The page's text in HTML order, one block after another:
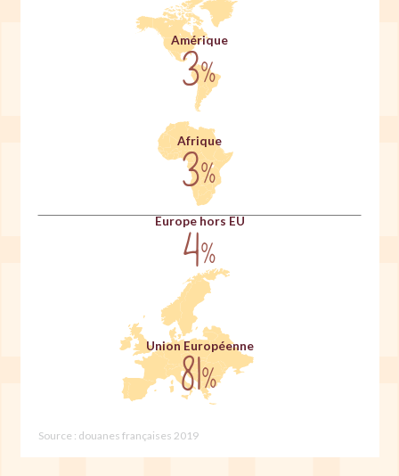
Amérique
3%
Afrique
3%
Europe hors EU
4%
Union Européenne
81%
Source : douanes françaises 2019